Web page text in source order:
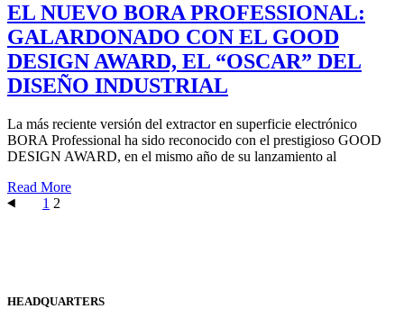
EL NUEVO BORA PROFESSIONAL:
GALARDONADO CON EL GOOD
DESIGN AWARD, EL “OSCAR” DEL
DISEÑO INDUSTRIAL
La más reciente versión del extractor en superficie electrónico
BORA Professional ha sido reconocido con el prestigioso GOOD
DESIGN AWARD, en el mismo año de su lanzamiento al
Read More
Paginación
1 2
HEADQUARTERS